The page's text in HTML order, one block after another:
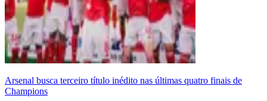
Arsenal busca terceiro título inédito nas últimas quatro finais de
Champions